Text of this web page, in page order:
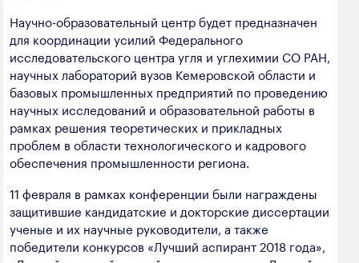
Научно-образовательный центр будет предназначен
для координации усилий Федерального
исследовательского центра угля и углехимии СО РАН,
научных лабораторий вузов Кемеровской области и
базовых промышленных предприятий по проведению
научных исследований и образовательной работы в
рамках решения теоретических и прикладных
проблем в области технологического и кадрового
обеспечения промышленности региона.
11 февраля в рамках конференции были награждены
защитившие кандидатские и докторские диссертации
ученые и их научные руководители, а также
победители конкурсов «Лучший аспирант 2018 года»,